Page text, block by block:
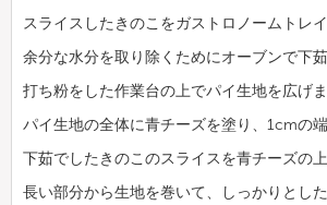
スライスしたきのこをガストロノームトレイ
余分な水分を取り除くためにオーブンで下茹
打ち粉をした作業台の上でパイ生地を広げま
パイ生地の全体に青チーズを塗り、1cmの
下茹でしたきのこのスライスを青チーズの
長い部分から生地を巻いて、しっかりとし